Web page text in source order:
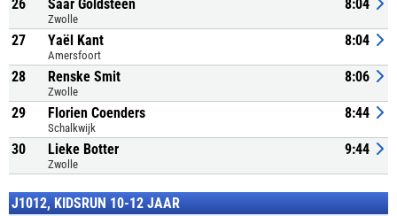
26 Saar Goldsteen
Zwolle
8:04
27 Yaël Kant
Amersfoort
8:04
28 Renske Smit
Zwolle
8:06
29 Florien Coenders
Schalkwijk
8:44
30 Lieke Botter
Zwolle
9:44
J1012, KIDSRUN 10-12 JAAR